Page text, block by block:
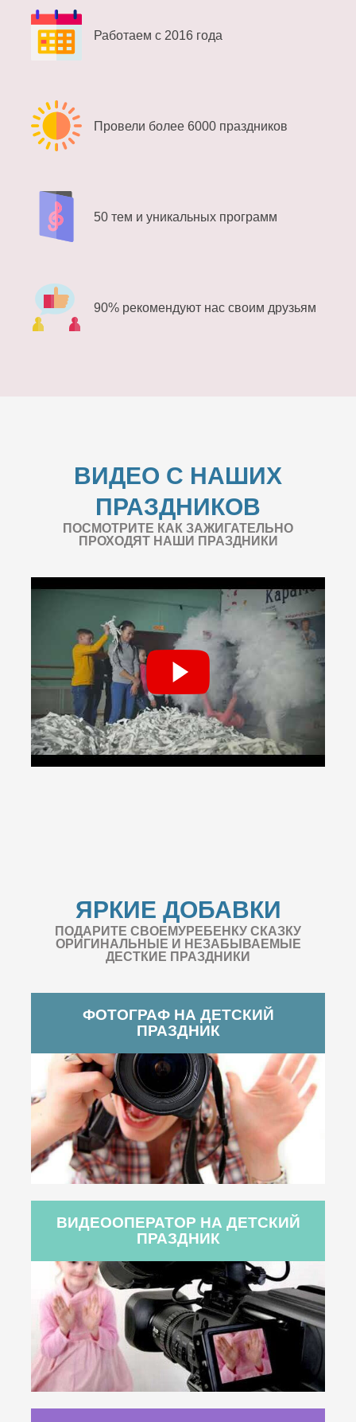
Работаем с 2016 года
Провели более 6000 праздников
50 тем и уникальных программ
90% рекомендуют нас своим друзьям
ВИДЕО С НАШИХ
ПРАЗДНИКОВ
ПОСМОТРИТЕ КАК ЗАЖИГАТЕЛЬНО
ПРОХОДЯТ НАШИ ПРАЗДНИКИ
ЯРКИЕ ДОБАВКИ
ПОДАРИТЕ СВОЕМУРЕБЕНКУ СКАЗКУ
ОРИГИНАЛЬНЫЕ И НЕЗАБЫВАЕМЫЕ
ДЕСТКИЕ ПРАЗДНИКИ
ФОТОГРАФ НА ДЕТСКИЙ
ПРАЗДНИК
ВИДЕООПЕРАТОР НА ДЕТСКИЙ
ПРАЗДНИК